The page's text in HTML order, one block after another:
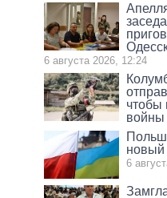
6 августа 2026, 12:24
чтобы
войны
новый
6